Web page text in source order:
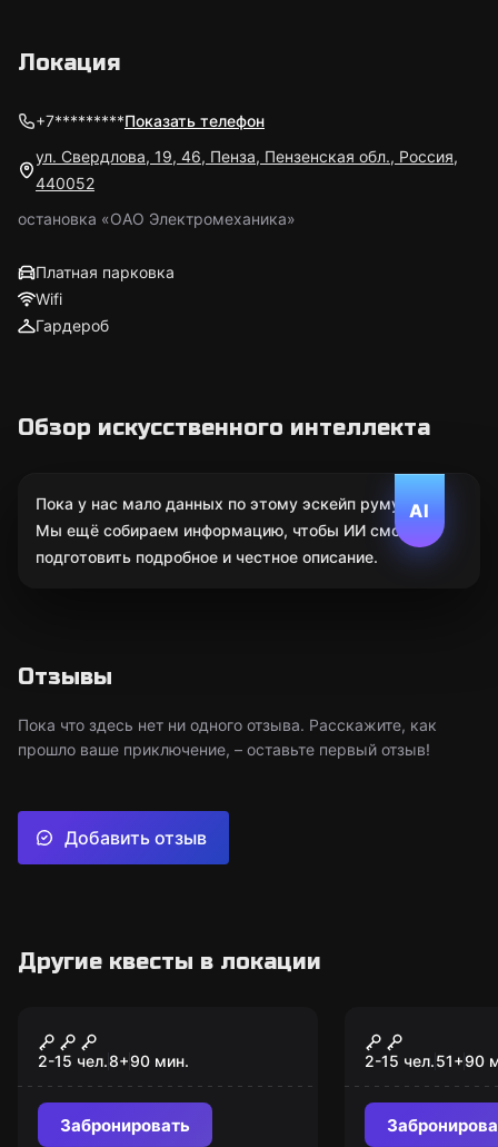
Локация
+7*********Показать телефон
ул. Свердлова, 19, 46, Пенза, Пензенская обл., Россия,
440052
остановка «ОАО Электромеханика»
Платная парковка
Wifi
Гардероб
Обзор искусственного интеллекта
AI
Пока у нас мало данных по этому эскейп руму.
Мы ещё собираем информацию, чтобы ИИ смог
подготовить подробное и честное описание.
Отзывы
Пока что здесь нет ни одного отзыва. Расскажите, как
прошло ваше приключение, – оставьте первый отзыв!
Добавить отзыв
Другие квесты в локации
Доктор
Франкенштейн
2-15 чел.8+90 мин.
Забронировать
Brawl
2-15 чел.51+90